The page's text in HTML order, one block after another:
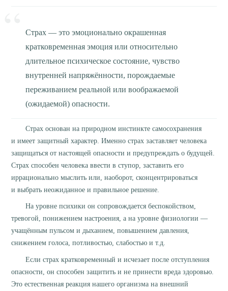
Страх — это эмоционально окрашенная
кратковременная эмоция или относительно
длительное психическое состояние, чувство
внутренней напряжённости, порождаемые
переживанием реальной или воображаемой
(ожидаемой) опасности.
Страх основан на природном инстинкте самосохранения
и имеет защитный характер. Именно страх заставляет человека
защищаться от настоящей опасности и предупреждать о будущей.
Страх способен человека ввести в ступор, заставить его
иррационально мыслить или, наоборот, сконцентрироваться
и выбрать неожиданное и правильное решение.
На уровне психики он сопровождается беспокойством,
тревогой, понижением настроения, а на уровне физиологии —
учащённым пульсом и дыханием, повышением давления,
снижением голоса, потливостью, слабостью и т.д.
Если страх кратковременный и исчезает после отступления
опасности, он способен защитить и не принести вреда здоровью.
Это естественная реакция нашего организма на внешний